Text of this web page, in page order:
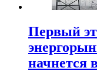
Первый
начнется